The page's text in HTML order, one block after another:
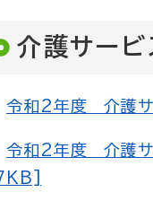
介護サー
令和2年度 介護サ
令和2年度 介護サ